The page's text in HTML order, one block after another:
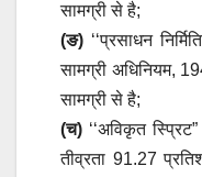
सामग्री से है;
(ङ) ‘‘प्रसाधन
सामग्री अधिनियम,
सामग्री से है;
(च) ‘‘अविकृत
तीव्रता 91.27